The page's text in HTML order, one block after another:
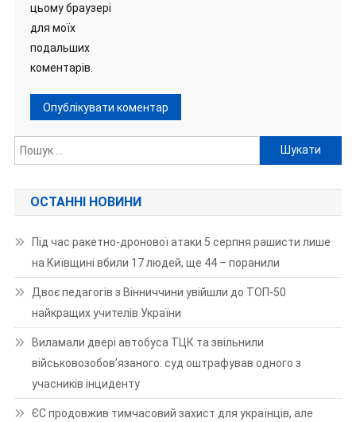
цьому браузері
для моїх
подальших
коментарів.
Пошук:
ОСТАННІ НОВИНИ
Під час ракетно-дронової атаки 5 серпня рашисти лише
на Київщині вбили 17 людей, ще 44 – поранили
Двоє педагогів з Вінниччини увійшли до ТОП-50
найкращих учителів України
Виламали двері автобуса ТЦК та звільнили
військовозобов’язаного: суд оштрафував одного з
учасників інциденту
ЄС продовжив тимчасовий захист для українців, але